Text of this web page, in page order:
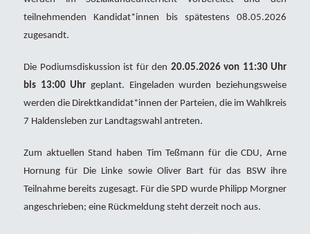
teilnehmenden Kandidat*innen bis spätestens 08.05.2026
zugesandt.
Die Podiumsdiskussion ist für den 20.05.2026 von 11:30 Uhr
bis 13:00 Uhr geplant. Eingeladen wurden beziehungsweise
werden die Direktkandidat*innen der Parteien, die im Wahlkreis
7 Haldensleben zur Landtagswahl antreten.
Zum aktuellen Stand haben Tim Teßmann für die CDU, Arne
Hornung für Die Linke sowie Oliver Bart für das BSW ihre
Teilnahme bereits zugesagt. Für die SPD wurde Philipp Morgner
angeschrieben; eine Rückmeldung steht derzeit noch aus.